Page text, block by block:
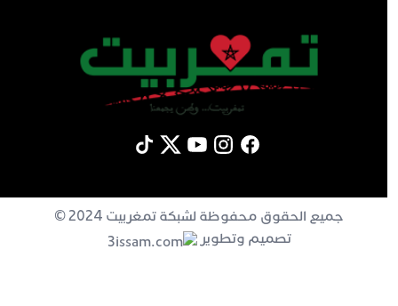
جميع الحقوق محفوظة لشبكة تمغربيت 2024 ©
تصميم وتطوير